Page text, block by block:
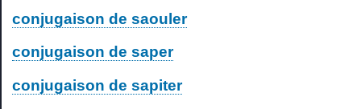
conjugaison de saouler
conjugaison de saper
conjugaison de sapiter